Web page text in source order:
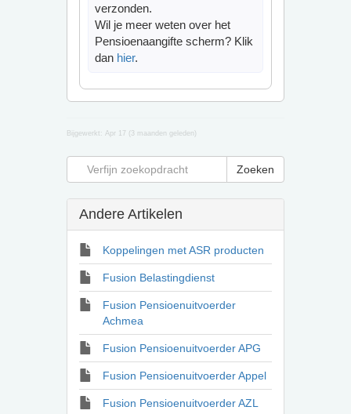
verzonden.
Wil je meer weten over het
Pensioenaangifte scherm? Klik
dan hier.
Bijgewerkt: Apr 17 (3 maanden geleden)
Andere Artikelen
Koppelingen met ASR producten
Fusion Belastingdienst
Fusion Pensioenuitvoerder
Achmea
Fusion Pensioenuitvoerder APG
Fusion Pensioenuitvoerder Appel
Fusion Pensioenuitvoerder AZL